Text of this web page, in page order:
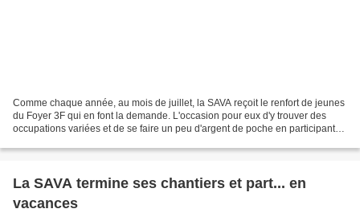
Comme chaque année, au mois de juillet, la SAVA reçoit le renfort de jeunes
du Foyer 3F qui en font la demande. L'occasion pour eux d'y trouver des
occupations variées et de se faire un peu d'argent de poche en participant
La SAVA termine ses chantiers et part... en
vacances